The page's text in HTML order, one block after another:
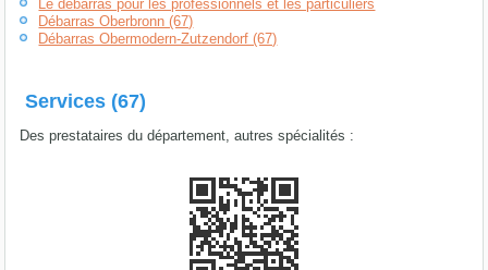
Le débarras pour les professionnels et les particuliers
Débarras Oberbronn (67)
Débarras Obermodern-Zutzendorf (67)
Services (67)
Des prestataires du département, autres spécialités :